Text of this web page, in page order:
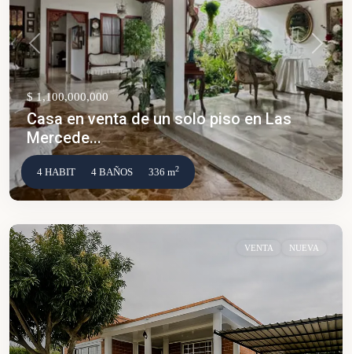
Anterior
$ 1,100,000,000
Casa en venta de un solo piso en Las
Mercede...
4 HABIT 4 BAÑOS 336 m2
VENTA NUEVA